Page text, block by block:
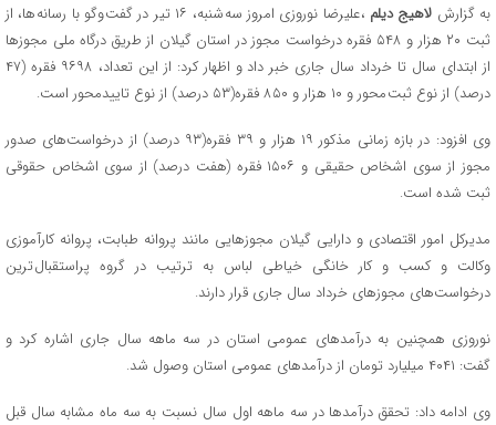
به گزارش لاهیج دیلم
،علیرضا نوروزی امروز سه شنبه، ۱۶ تیر در گفت وگو با رسانه ها، از
ثبت ۲۰ هزار و ۵۴۸ فقره درخواست مجوز در استان گیلان از طریق درگاه ملی مجوزها
از ابتدای سال تا خرداد سال جاری خبر داد و اظهار کرد: از این تعداد، ۹۶۹۸ فقره (۴۷
درصد) از نوع ثبت محور و ۱۰ هزار و ۸۵۰ فقره(۵۳ درصد) از نوع تاییدمحور است.
وی افزود: در بازه زمانی مذکور ۱۹ هزار و ۳۹ فقره(۹۳ درصد) از درخواست‌های صدور
مجوز از سوی اشخاص حقیقی و ۱۵۰۶ فقره (هفت درصد) از سوی اشخاص حقوقی
ثبت شده است.
مدیرکل امور اقتصادی و دارایی گیلان مجوزهایی مانند پروانه طبابت، پروانه کارآموزی
وکالت و کسب و کار خانگی خیاطی لباس به ترتیب در گروه پراستقبال ترین
درخواست‌های مجوزهای خرداد سال جاری قرار دارند.
نوروزی همچنین به درآمدهای عمومی استان در سه ماهه سال جاری اشاره کرد و
گفت: ۴۰۴۱ میلیارد تومان از درآمدهای عمومی استان وصول شد.
وی ادامه داد: تحقق درآمدها در سه ماهه اول سال نسبت به سه ماه مشابه سال قبل